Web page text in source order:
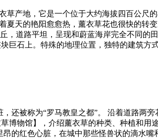
草产地，它是一个位于大约海拔四百公
天的艳阳愈愈热，薰衣草花也很快的转变
，道路平坦，呈现和蔚蓝海岸完全不同
巨石上。特殊的地理位置，独特的建筑方
还被称为“罗马教皇之都”。 沿着道路两
博物馆】，介绍薰衣草的种类、种植和用
的红色心脏，在城中那些怪兽状的滴水